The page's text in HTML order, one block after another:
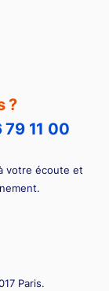
?
11 00
votre écoute et
Paris.